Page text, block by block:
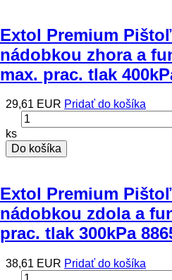
Extol Premium
nádobkou zhora a
max. prac. tlak
29,61 EUR Pridať do košíka
ks
Do košíka
Extol Premium
nádobkou zdola a
prac. tlak 300kPa
38,61 EUR Pridať do košíka